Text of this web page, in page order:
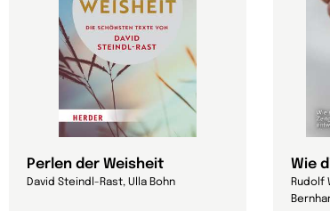
Perlen der Weisheit
David Steindl-Rast, Ulla Bohn
Wie
Rudolf